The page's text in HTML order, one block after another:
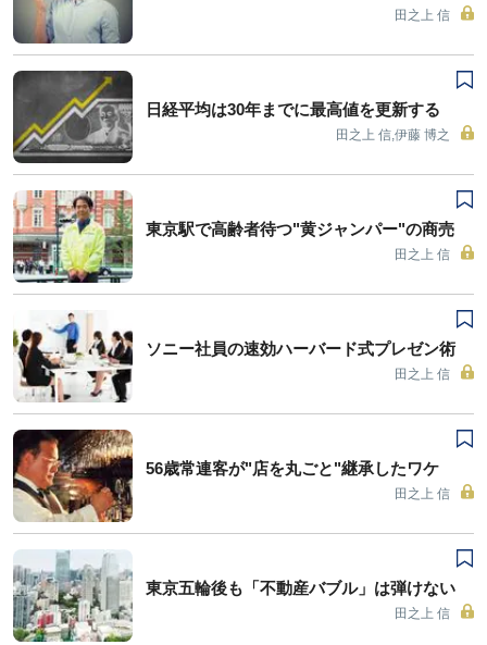
田之上 信
日経平均は30年までに最高値を更新する
田之上 信,伊藤 博之
東京駅で高齢者待つ"黄ジャンパー"の商売
田之上 信
ソニー社員の速効ハーバード式プレゼン術
田之上 信
56歳常連客が"店を丸ごと"継承したワケ
田之上 信
東京五輪後も「不動産バブル」は弾けない
田之上 信